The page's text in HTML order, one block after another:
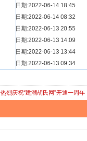
[ 族谱知识 ] 一元等于多少
日期:2022-06-14 18:45
[ 散文随笔 ] 写给远在天堂
日期:2022-06-14 08:32
[ 宗亲新闻 ] 关于“金鸡落洋
日期:2022-06-13 20:55
[ 庙堂宗祠 ] 洽礼祖祠
日期:2022-06-13 14:09
[ 庙堂宗祠 ] 京华胡氏二世
日期:2022-06-13 13:44
[ 庙堂宗祠 ] 祖祠、家庙
日期:2022-06-13 09:34
热烈庆祝“建潮胡氏网”开通一周年